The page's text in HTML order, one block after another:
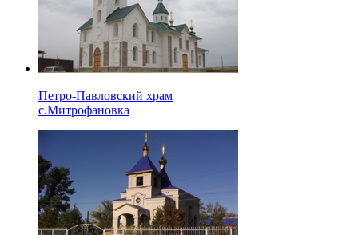
Петро-Павловский храм
с.Митрофановка